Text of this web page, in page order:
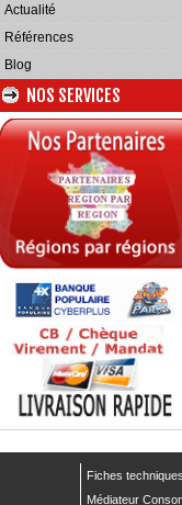
Actualité
Références
Blog
NOS SERVICES
Fiches techniques
Médiateur